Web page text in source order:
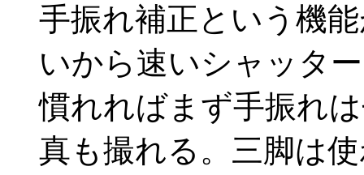
手振れ補正という機
いから速いシャッタ
慣れればまず手振れ
真も撮れる。三脚は